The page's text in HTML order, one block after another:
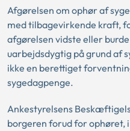
Afgørelsen om ophør af
med tilbagevirkende kraft,
afgørelsen vidste eller
uarbejdsdygtig på grund af
ikke en berettiget
sygedagpenge.
Ankestyrelsens
borgeren forud for ophøret,